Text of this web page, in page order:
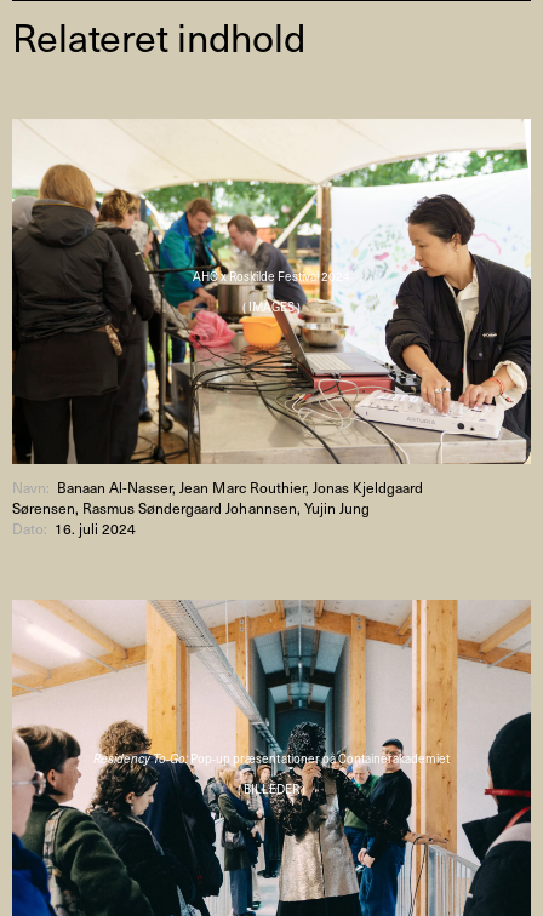
Relateret indhold
AHC x Roskilde Festival 2024
( IMAGES )
Navn: Banaan Al-Nasser, Jean Marc Routhier, Jonas Kjeldgaard
Sørensen, Rasmus Søndergaard Johannsen, Yujin Jung
Dato: 16. juli 2024
Residency To-Go: Pop-up præsentationer på Containerakademiet
( BILLEDER )